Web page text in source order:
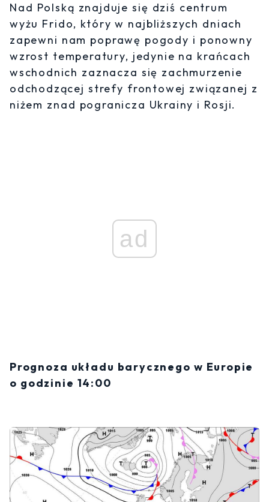
Nad Polską znajduje się dziś centrum
wyżu Frido, który w najbliższych dniach
zapewni nam poprawę pogody i ponowny
wzrost temperatury, jedynie na krańcach
wschodnich zaznacza się zachmurzenie
odchodzącej strefy frontowej związanej z
niżem znad pogranicza Ukrainy i Rosji.
ad
Prognoza układu barycznego w Europie
o godzinie 14:00